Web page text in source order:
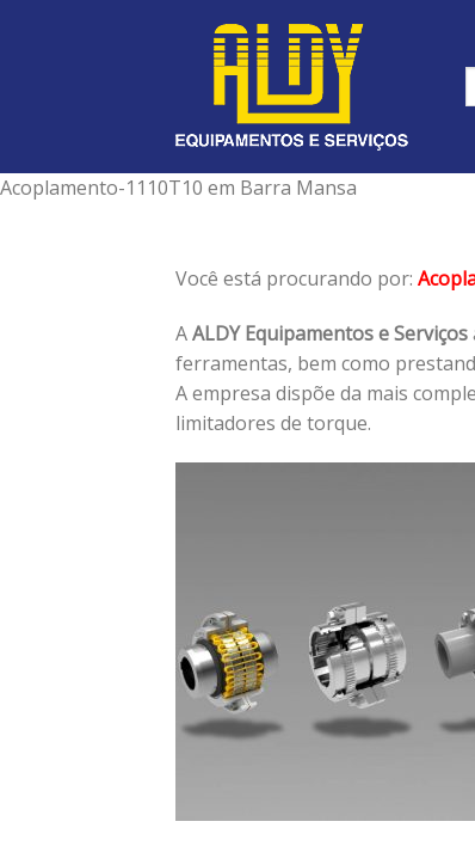
Acoplamento-1110T10 em Barra Mansa
Você está procurando por:
AALDY Equipamentos e Serviços
ferramentas, bem como
A empresa dispõe da mais
limitadores de torque.